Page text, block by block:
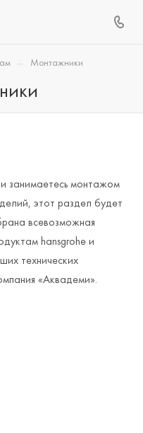
— Монтажники
и занимаетесь монтажом
этот раздел будет
всевозможная
hansgrohe и
технических
«Аквадеми».